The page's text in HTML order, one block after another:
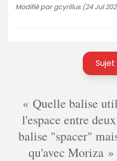
Modifié par gcyrillus (24 Jul
Quelle balise
l'espace entre
balise "spacer"
qu'avec Moriza